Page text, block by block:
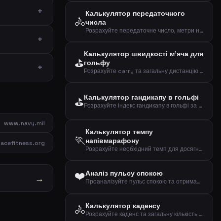
www.navy.mil
→
🚴
Калькулятор передаточного
числа
Розрахуйте передаточне число, метри на оберт та швидкість при заданому каденсі
⛳
Калькулятор швидкості м'яча для
гольфу
Розрахуйте carry та загальну дистанцію за швидкістю м'яча
⛳Калькулятор гандикапу в гольфі
Розрахуйте індекс гандикапу в гольфі за вашими останніми результатами
🏃
Калькулятор темпу
напівмарафону
Розрахуйте необхідний темп для досягнення цілі на напівмарафоні (21,0975 км)
❤️Аналіз пульсу спокою
Проаналізуйте пульс спокою та отримайте оцінку фітнесу за віком і статтю
🚴Калькулятор каденсу
Розрахуйте каденс та загальну кількість обертів педалей при їзді на велосипеді